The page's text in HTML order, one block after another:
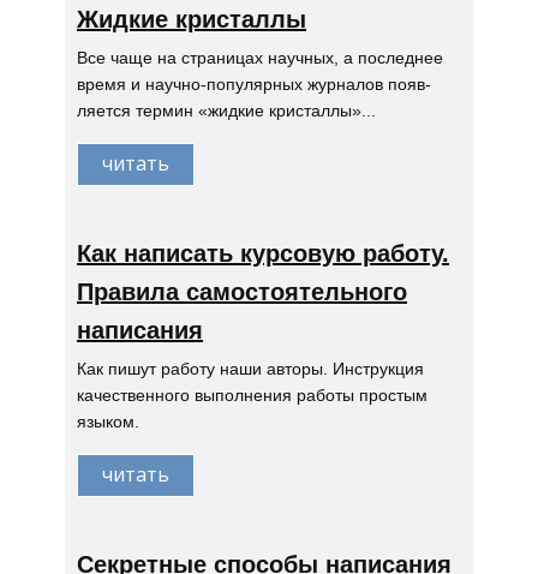
Жидкие кристаллы
Все чаще на страницах научных, а последнее
время и научно-популярных журналов появ-
ляется термин «жидкие кристаллы»...
читать
Как написать курсовую работу.
Правила самостоятельного
написания
Как пишут работу наши авторы. Инструкция
качественного выполнения работы простым
языком.
читать
Секретные способы написания